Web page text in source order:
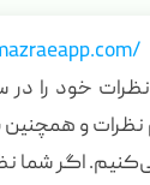
/https://mazraeapp.com
خود را در
نظرات و همچنین
اگر شما